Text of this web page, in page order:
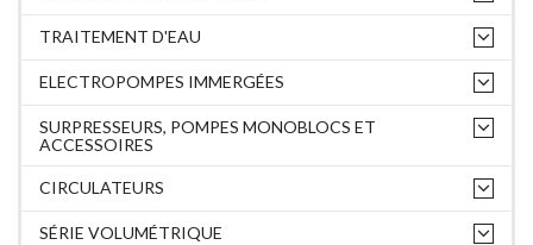
TRAITEMENT D'EAU
ELECTROPOMPES IMMERGÉES
SURPRESSEURS, POMPES MONOBLOCS ET
ACCESSOIRES
CIRCULATEURS
SÉRIE VOLUMÉTRIQUE